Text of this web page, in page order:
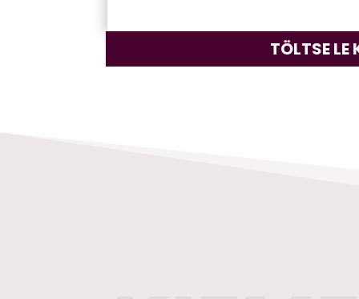
TÖLTSE